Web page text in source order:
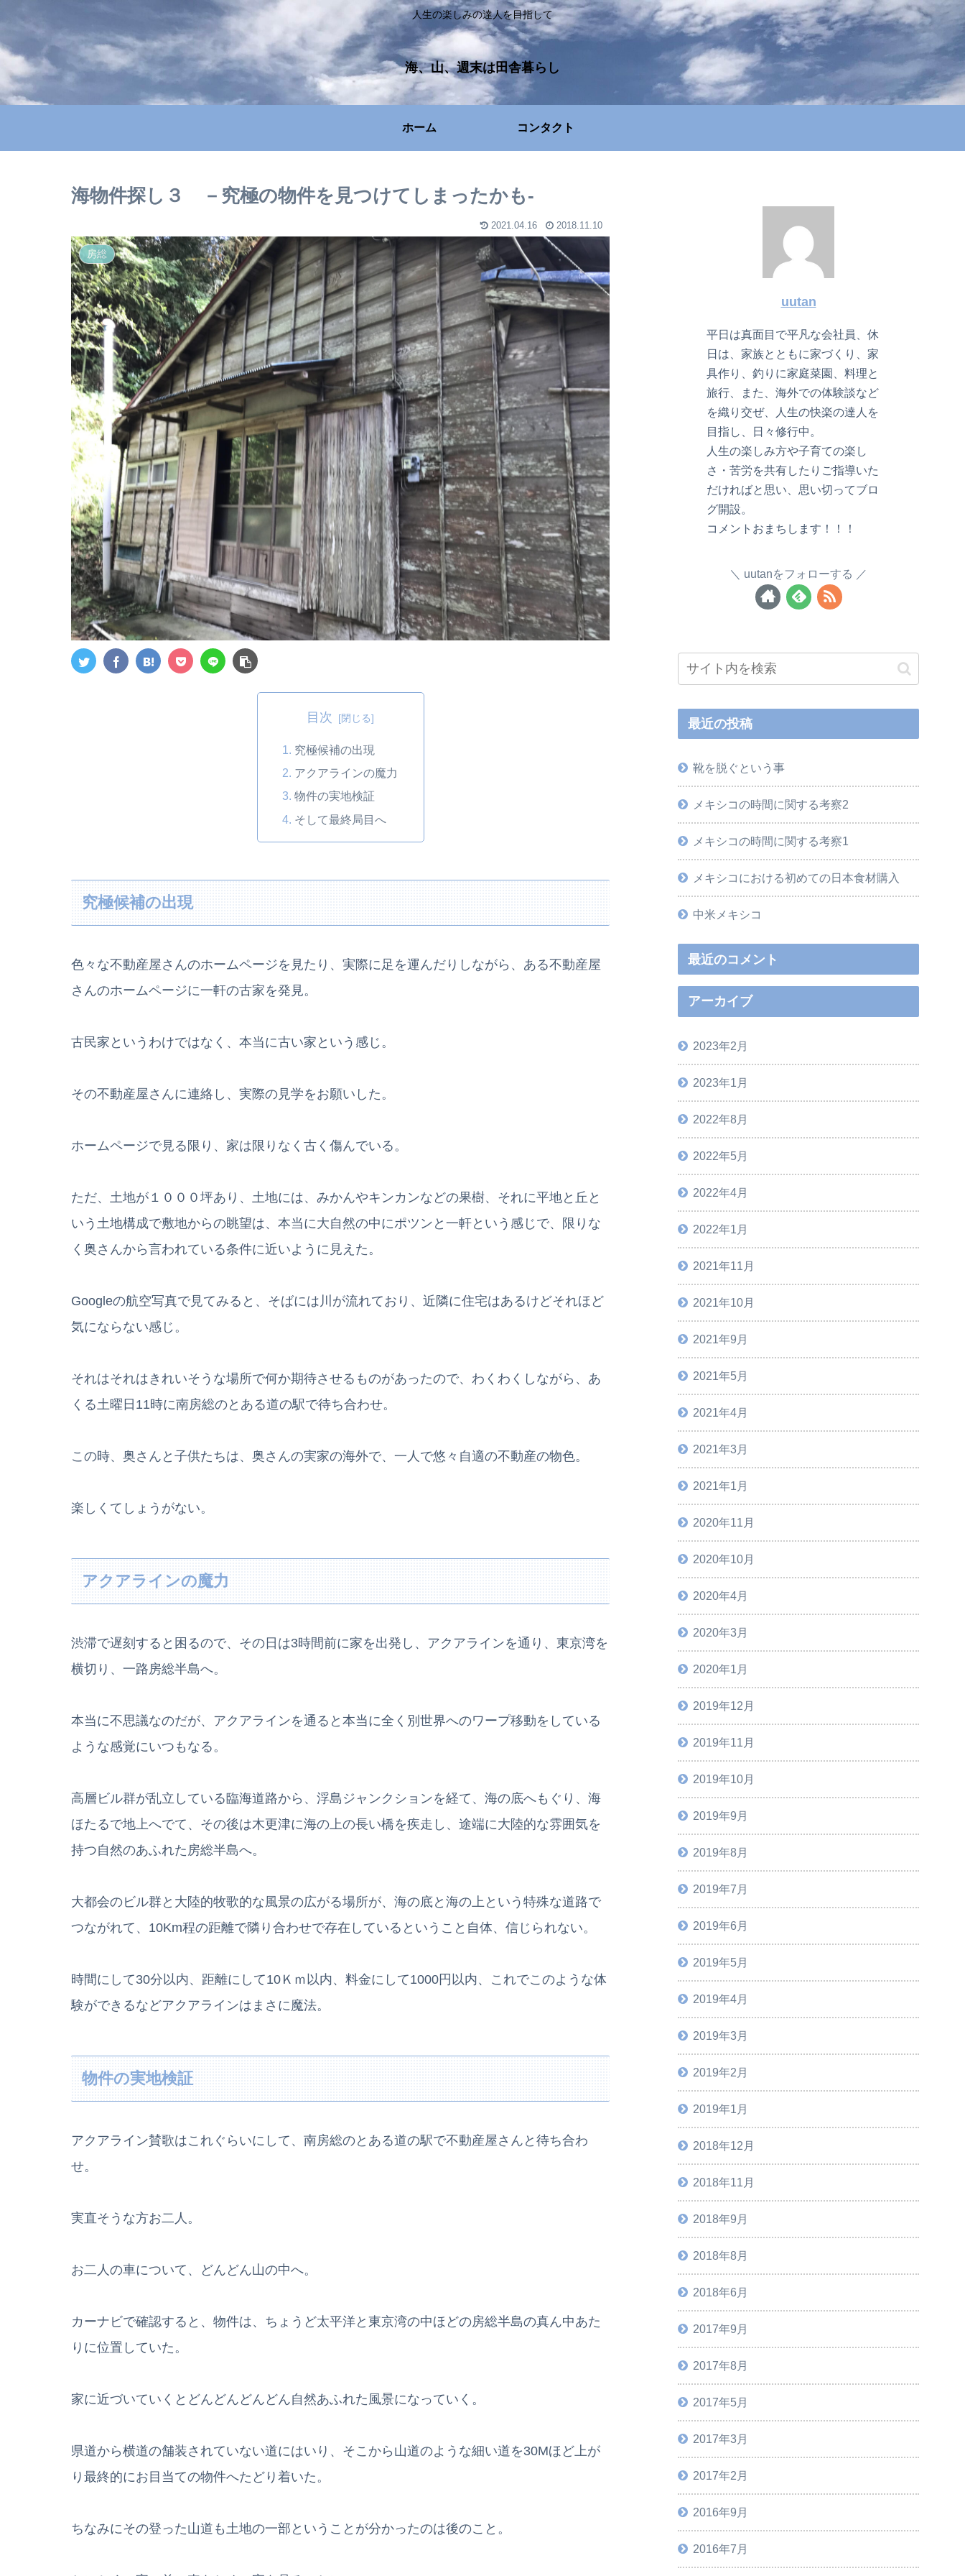
人生の楽しみの達人を目指して
海、山、週末は田舎暮らし
ホーム コンタクト
海物件探し３ －究極の物件を見つけてしまったかも‐
2021.04.16 2018.11.10
房総
目次
究極候補の出現
アクアラインの魔力
物件の実地検証
そして最終局目へ
究極候補の出現
色々な不動産屋さんのホームページを見たり、実際に足を運んだりしながら、ある不動産屋
さんのホームページに一軒の古家を発見。
古民家というわけではなく、本当に古い家という感じ。
その不動産屋さんに連絡し、実際の見学をお願いした。
ホームページで見る限り、家は限りなく古く傷んでいる。
ただ、土地が１０００坪あり、土地には、みかんやキンカンなどの果樹、それに平地と丘と
いう土地構成で敷地からの眺望は、本当に大自然の中にポツンと一軒という感じで、限りな
く奥さんから言われている条件に近いように見えた。
Googleの航空写真で見てみると、そばには川が流れており、近隣に住宅はあるけどそれほど
気にならない感じ。
それはそれはきれいそうな場所で何か期待させるものがあったので、わくわくしながら、あ
くる土曜日11時に南房総のとある道の駅で待ち合わせ。
この時、奥さんと子供たちは、奥さんの実家の海外で、一人で悠々自適の不動産の物色。
楽しくてしょうがない。
アクアラインの魔力
渋滞で遅刻すると困るので、その日は3時間前に家を出発し、アクアラインを通り、東京湾を
横切り、一路房総半島へ。
本当に不思議なのだが、アクアラインを通ると本当に全く別世界へのワープ移動をしている
ような感覚にいつもなる。
高層ビル群が乱立している臨海道路から、浮島ジャンクションを経て、海の底へもぐり、海
ほたるで地上へでて、その後は木更津に海の上の長い橋を疾走し、途端に大陸的な雰囲気を
持つ自然のあふれた房総半島へ。
大都会のビル群と大陸的牧歌的な風景の広がる場所が、海の底と海の上という特殊な道路で
つながれて、10Km程の距離で隣り合わせで存在しているということ自体、信じられない。
時間にして30分以内、距離にして10Ｋｍ以内、料金にして1000円以内、これでこのような体
験ができるなどアクアラインはまさに魔法。
物件の実地検証
アクアライン賛歌はこれぐらいにして、南房総のとある道の駅で不動産屋さんと待ち合わ
せ。
実直そうな方お二人。
お二人の車について、どんどん山の中へ。
カーナビで確認すると、物件は、ちょうど太平洋と東京湾の中ほどの房総半島の真ん中あた
りに位置していた。
家に近づいていくとどんどんどんどん自然あふれた風景になっていく。
県道から横道の舗装されていない道にはいり、そこから山道のような細い道を30Mほど上が
り最終的にお目当ての物件へたどり着いた。
ちなみにその登った山道も土地の一部ということが分かったのは後のこと。
uutan
平日は真面目で平凡な会社員、休
日は、家族とともに家づくり、家
具作り、釣りに家庭菜園、料理と
旅行、また、海外での体験談など
を織り交ぜ、人生の快楽の達人を
目指し、日々修行中。
人生の楽しみ方や子育ての楽し
さ・苦労を共有したりご指導いた
だければと思い、思い切ってブロ
グ開設。
コメントおまちします！！！
uutanをフォローする
最近の投稿
靴を脱ぐという事
メキシコの時間に関する考察2
メキシコの時間に関する考察1
メキシコにおける初めての日本食材購入
中米メキシコ
最近のコメント
アーカイブ
2023年2月
2023年1月
2022年8月
2022年5月
2022年4月
2022年1月
2021年11月
2021年10月
2021年9月
2021年5月
2021年4月
2021年3月
2021年1月
2020年11月
2020年10月
2020年4月
2020年3月
2020年1月
2019年12月
2019年11月
2019年10月
2019年9月
2019年8月
2019年7月
2019年6月
2019年5月
2019年4月
2019年3月
2019年2月
2019年1月
2018年12月
2018年11月
2018年9月
2018年8月
2018年6月
2017年9月
2017年8月
2017年5月
2017年3月
2017年2月
2016年9月
2016年7月